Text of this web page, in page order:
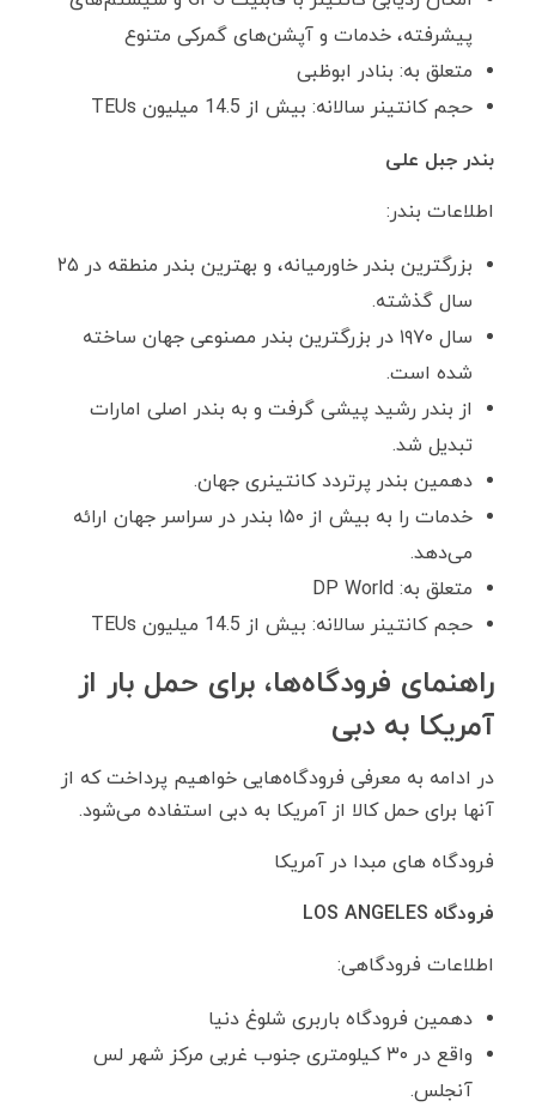
پیشرفته، خدمات و آپشن‌های گمرکی متنوع
متعلق به: بنادر ابوظبی
حجم کانتینر سالانه: بیش از 14.5 میلیون TEUs
بندر جبل علی
اطلاعات بندر:
بزرگترین بندر خاورمیانه، و بهترین بندر منطقه در ۲۵
سال گذشته.
سال ۱۹۷۰ در بزرگترین بندر مصنوعی جهان ساخته
شده است.
از بندر رشید پیشی گرفت و به بندر اصلی امارات
تبدیل شد.
دهمین بندر پرتردد کانتینری جهان.
خدمات را به بیش از ۱۵۰ بندر در سراسر جهان ارائه
می‌دهد.
متعلق به: DP World
حجم کانتینر سالانه: بیش از 14.5 میلیون TEUs
راهنمای فرودگاه‌ها، برای حمل بار از
آمریکا به دبی
در ادامه به معرفی فرودگاه‌هایی خواهیم پرداخت که از
آنها برای حمل کالا از آمریکا به دبی استفاده می‌شود.
فرودگاه‌ های مبدا در آمریکا
فرودگاه LOS ANGELES
اطلاعات فرودگاهی:
دهمین فرودگاه باربری شلوغ دنیا
واقع در ۳۰ کیلومتری جنوب غربی مرکز شهر لس
آنجلس.